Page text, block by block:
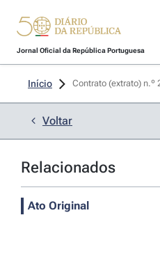
Jornal Oficial da República Portuguesa
Início Contrato (extrato) n.º
Voltar
Relacionados
Ato Original